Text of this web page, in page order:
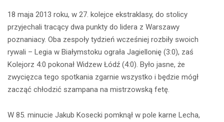
18 maja 2013 roku, w 27. kolejce ekstraklasy, do stolicy
przyjechali tracący dwa punkty do lidera z Warszawy
poznaniacy. Oba zespoły tydzień wcześniej rozbiły swoich
rywali – Legia w Białymstoku ograła Jagiellonię (3:0), zaś
Kolejorz 4:0 pokonał Widzew Łódź (4:0). Było jasne, że
zwycięzca tego spotkania zgarnie wszystko i będzie mógł
zacząć chłodzić szampana na mistrzowską fetę.
W 85. minucie Jakub Kosecki pomknął w pole karne Lecha,